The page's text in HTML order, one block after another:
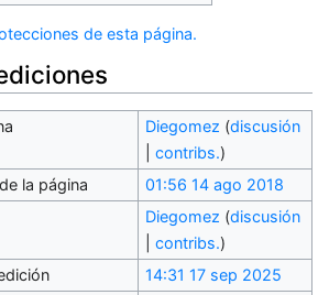
de esta página.
Diegomez (discusión
contribs.)
la página
01:56 14 ago 2018
Diegomez (discusión
contribs.)
14:31 17 sep 2025